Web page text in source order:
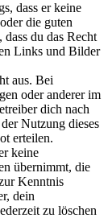
dass er keine
die guten
du das Recht
Links und Bilder
aus. Bei
oder anderer im
dich nach
Nutzung dieses
erteilen.
keine
übernimmt, die
Kenntnis
dein
zu löschen